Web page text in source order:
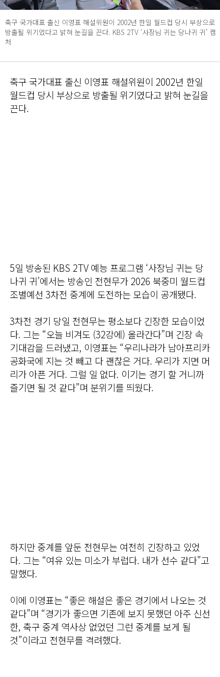
축구 국가대표 출신 이영표 해설위원이 2002년 한일 월드컵 당시 부상으로
방출될 위기였다고 밝혀 눈길을 끈다. KBS 2TV ‘사장님 귀는 당나귀 귀’ 캡
처
축구 국가대표 출신 이영표 해설위원이 2002년 한일
월드컵 당시 부상으로 방출될 위기였다고 밝혀 눈길을
끈다.
5일 방송된 KBS 2TV 예능 프로그램 ‘사장님 귀는 당
나귀 귀’에서는 방송인 전현무가 2026 북중미 월드컵
조별예선 3차전 중계에 도전하는 모습이 공개됐다.
3차전 경기 당일 전현무는 평소보다 긴장한 모습이었
다. 그는 “오늘 비겨도 (32강에) 올라간다”며 긴장 속
기대감을 드러냈고, 이영표는 “우리나라가 남아프리카
공화국에 지는 것 빼고 다 괜찮은 거다. 우리가 지면 머
리가 아픈 거다. 그럴 일 없다. 이기는 경기 할 거니까
즐기면 될 것 같다”며 분위기를 띄웠다.
하지만 중계를 앞둔 전현무는 여전히 긴장하고 있었
다. 그는 “여유 있는 미소가 부럽다. 내가 선수 같다”고
말했다.
이에 이영표는 “좋은 해설은 좋은 경기에서 나오는 것
같다”며 “경기가 좋으면 기존에 보지 못했던 아주 신선
한, 축구 중계 역사상 없었던 그런 중계를 보게 될
것”이라고 전현무를 격려했다.